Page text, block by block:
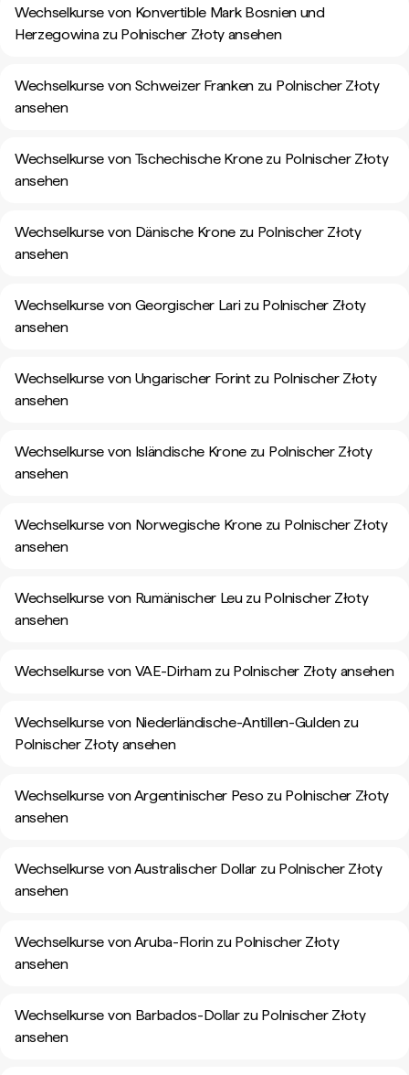
Wechselkurse von Konvertible Mark Bosnien und
Herzegowina zu Polnischer Złoty ansehen
Wechselkurse von Schweizer Franken zu Polnischer Złoty
ansehen
Wechselkurse von Tschechische Krone zu Polnischer Złoty
ansehen
Wechselkurse von Dänische Krone zu Polnischer Złoty
ansehen
Wechselkurse von Georgischer Lari zu Polnischer Złoty
ansehen
Wechselkurse von Ungarischer Forint zu Polnischer Złoty
ansehen
Wechselkurse von Isländische Krone zu Polnischer Złoty
ansehen
Wechselkurse von Norwegische Krone zu Polnischer Złoty
ansehen
Wechselkurse von Rumänischer Leu zu Polnischer Złoty
ansehen
Wechselkurse von VAE-Dirham zu Polnischer Złoty ansehen
Wechselkurse von Niederländische-Antillen-Gulden zu
Polnischer Złoty ansehen
Wechselkurse von Argentinischer Peso zu Polnischer Złoty
ansehen
Wechselkurse von Australischer Dollar zu Polnischer Złoty
ansehen
Wechselkurse von Aruba-Florin zu Polnischer Złoty
ansehen
Wechselkurse von Barbados-Dollar zu Polnischer Złoty
ansehen